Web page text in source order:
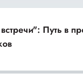
Путь в